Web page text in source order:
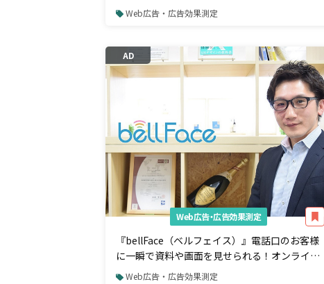
Web広告・広告効果測定
AD
Web広告・広告効果測定
『bellFace（ベルフェイス）』電話口のお客様
に一瞬で資料や画面を見せられる！オンライン
提案システム
Web広告・広告効果測定